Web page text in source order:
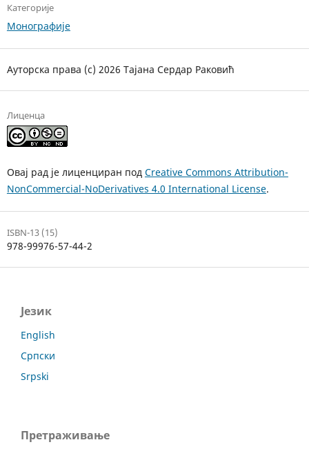
Категорије
Монографије
Ауторска права (c) 2026 Тајана Сердар Раковић
Лиценца
Овај рад је лиценциран под Creative Commons Attribution-
NonCommercial-NoDerivatives 4.0 International License.
ISBN-13 (15)
978-99976-57-44-2
Језик
English
Српски
Srpski
Претраживање